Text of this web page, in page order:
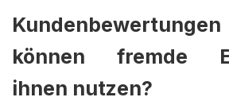
können fremde
ihnen nutzen?